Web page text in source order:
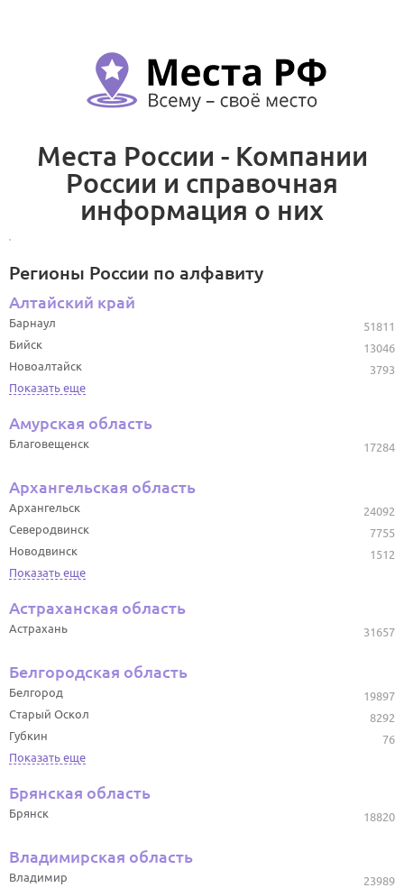
Места России - Компании
России и справочная
информация о них
Регионы России по алфавиту
Алтайский край
51811
Барнаул
13046
Бийск
3793
Новоалтайск
Показать еще
Амурская область
17284
Благовещенск
Архангельская область
24092
Архангельск
7755
Северодвинск
1512
Новодвинск
Показать еще
Астраханская область
31657
Астрахань
Белгородская область
19897
Белгород
8292
Старый Оскол
76
Губкин
Показать еще
Брянская область
18820
Брянск
Владимирская область
23989
Владимир